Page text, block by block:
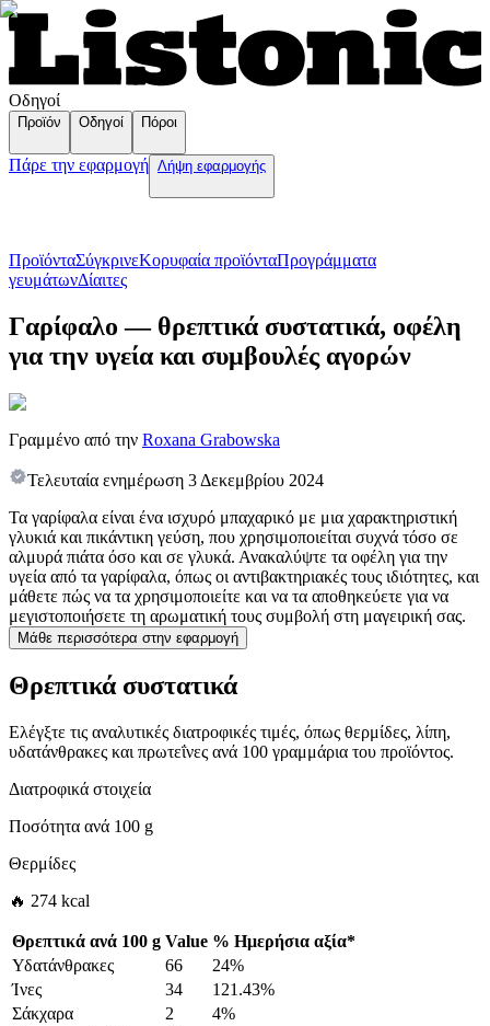
Οδηγοί
Προϊόν Οδηγοί Πόροι
Πάρε την εφαρμογή Λήψη εφαρμογής
ΠροϊόνταΣύγκρινεΚορυφαία προϊόνταПρογράμματα
γευμάτωνΔίαιτες
Γαρίφαλο — θρεπτικά συστατικά, οφέλη
για την υγεία και συμβουλές αγορών
Γραμμένο από την Roxana Grabowska
Τελευταία ενημέρωση 3 Δεκεμβρίου 2024
Τα γαρίφαλα είναι ένα ισχυρό μπαχαρικό με μια χαρακτηριστική
γλυκιά και πικάντικη γεύση, που χρησιμοποιείται συχνά τόσο σε
αλμυρά πιάτα όσο και σε γλυκά. Ανακαλύψτε τα οφέλη για την
υγεία από τα γαρίφαλα, όπως οι αντιβακτηριακές τους ιδιότητες, και
μάθετε πώς να τα χρησιμοποιείτε και να τα αποθηκεύετε για να
μεγιστοποιήσετε τη αρωματική τους συμβολή στη μαγειρική σας.
Μάθε περισσότερα στην εφαρμογή
Θρεπτικά συστατικά
Ελέγξτε τις αναλυτικές διατροφικές τιμές, όπως θερμίδες, λίπη,
υδατάνθρακες και πρωτεΐνες ανά 100 γραμμάρια του προϊόντος.
Διατροφικά στοιχεία
Ποσότητα ανά 100 g
Θερμίδες
🔥 274 kcal
Θρεπτικά ανά 100 g Value % Ημερήσια αξία*
Υδατάνθρακες
66
24%
Ίνες
34
121.43%
Σάκχαρα
2
4%